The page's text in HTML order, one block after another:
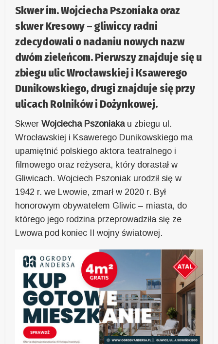
Skwer im. Wojciecha Pszoniaka oraz
skwer Kresowy – gliwiccy radni
zdecydowali o nadaniu nowych nazw
dwóm zieleńcom. Pierwszy znajduje się u
zbiegu ulic Wrocławskiej i Ksawerego
Dunikowskiego, drugi znajduje się przy
ulicach Rolników i Dożynkowej.
SkwerWojciecha Pszoniakau zbiegu ul.
Wrocławskiej i Ksawerego Dunikowskiego ma
upamiętnić polskiego aktora teatralnego i
filmowego oraz reżysera, który dorastał w
Gliwicach. Wojciech Pszoniak urodził się w
1942 r. we Lwowie, zmarł w 2020 r. Był
honorowym obywatelem Gliwic – miasta, do
którego jego rodzina przeprowadziła się ze
Lwowa pod koniec II wojny światowej.